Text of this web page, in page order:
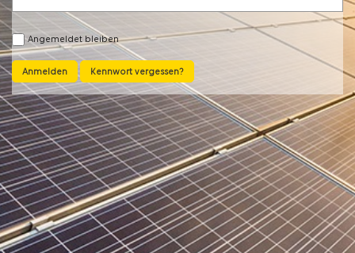
Angemeldet bleiben
Anmelden Kennwort vergessen?